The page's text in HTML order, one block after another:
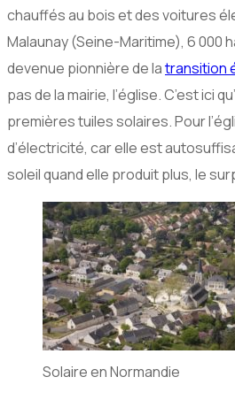
chauffés au bois et des voitures
Malaunay (Seine-Maritime), 6 000
devenue pionnière de latransition
pas de la mairie, l’église. C’est ici
premières tuiles solaires. Pour
d’électricité, car elle est
soleil quand elle produit plus, le
Solaire en Normandie